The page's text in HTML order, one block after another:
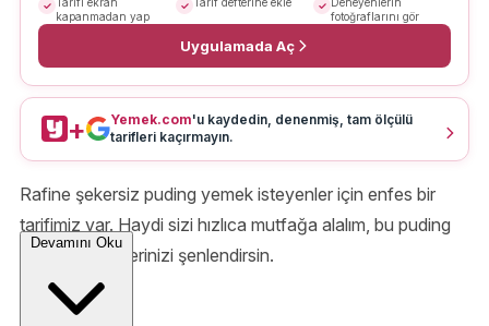
kapanmadan yap
fotoğraflarını gör
Uygulamada Aç
+ Yemek.com'u kaydedin, denenmiş, tam ölçülü
tarifleri kaçırmayın.
Rafine şekersiz puding yemek isteyenler için enfes bir
tarifimiz var. Haydi sizi hızlıca mutfağa alalım, bu puding
tarifi çay saatlerinizi şenlendirsin.
Devamını Oku